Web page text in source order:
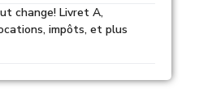
change! Livret A,
impôts, et plus